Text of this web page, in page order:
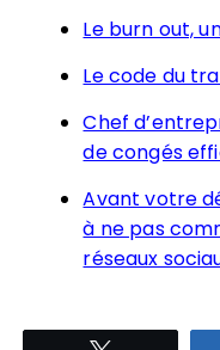
Le burn out,
Le code du
Chef
de congés
Avant votre
à ne pas
réseaux